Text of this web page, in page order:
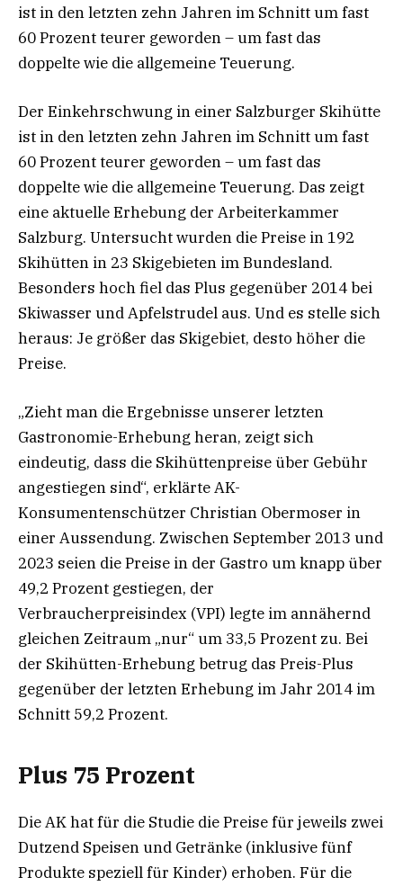
ist in den letzten zehn Jahren im Schnitt um fast
60 Prozent teurer geworden – um fast das
doppelte wie die allgemeine Teuerung.
Der Einkehrschwung in einer Salzburger Skihütte
ist in den letzten zehn Jahren im Schnitt um fast
60 Prozent teurer geworden – um fast das
doppelte wie die allgemeine Teuerung. Das zeigt
eine aktuelle Erhebung der Arbeiterkammer
Salzburg. Untersucht wurden die Preise in 192
Skihütten in 23 Skigebieten im Bundesland.
Besonders hoch fiel das Plus gegenüber 2014 bei
Skiwasser und Apfelstrudel aus. Und es stelle sich
heraus: Je größer das Skigebiet, desto höher die
Preise.
„Zieht man die Ergebnisse unserer letzten
Gastronomie-Erhebung heran, zeigt sich
eindeutig, dass die Skihüttenpreise über Gebühr
angestiegen sind“, erklärte AK-
Konsumentenschützer Christian Obermoser in
einer Aussendung. Zwischen September 2013 und
2023 seien die Preise in der Gastro um knapp über
49,2 Prozent gestiegen, der
Verbraucherpreisindex (VPI) legte im annähernd
gleichen Zeitraum „nur“ um 33,5 Prozent zu. Bei
der Skihütten-Erhebung betrug das Preis-Plus
gegenüber der letzten Erhebung im Jahr 2014 im
Schnitt 59,2 Prozent.
Plus 75 Prozent
Die AK hat für die Studie die Preise für jeweils zwei
Dutzend Speisen und Getränke (inklusive fünf
Produkte speziell für Kinder) erhoben. Für die